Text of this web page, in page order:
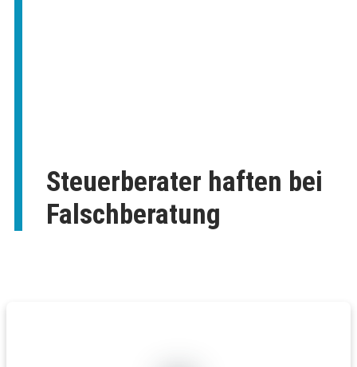
Steuerberater haften bei
Falschberatung